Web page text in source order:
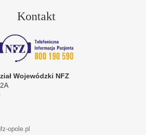
Kontakt
Wojewódzki NFZ
opole.pl